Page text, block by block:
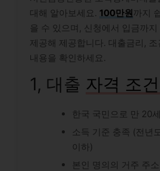
대해 알아보세요. 100만원까지
을 수 있으며, 신청에서 입금까
제공해 제공합니다. 대출금리,
내용을 확인하세요.
1, 대출 자격 조
한국 국민으로 만 20
소득 기준 충족 (전년
이하)
본인 명의의 거주 주